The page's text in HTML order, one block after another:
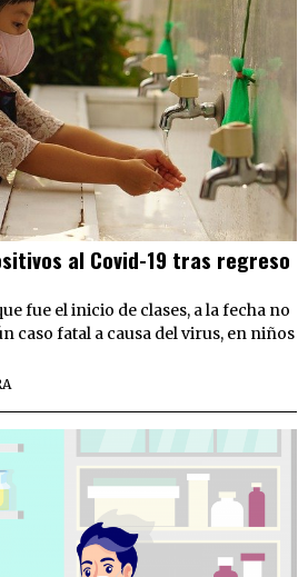
al Covid-19 tras regreso
fue el inicio de clases, a la fecha no
caso fatal a causa del virus, en niños